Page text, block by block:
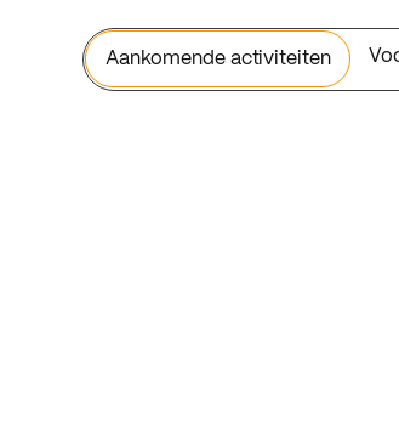
Aankomende activiteiten